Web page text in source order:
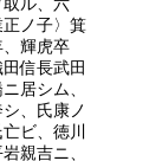
ノ子〉箕
輝虎卒
信長武田
居シム、
、氏康ノ
ビ、徳川
親吉ニ、